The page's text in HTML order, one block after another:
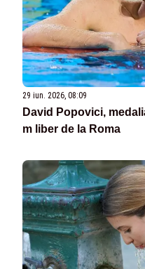
29 iun. 2026, 08:09
David Popovici,
m liber de la Roma